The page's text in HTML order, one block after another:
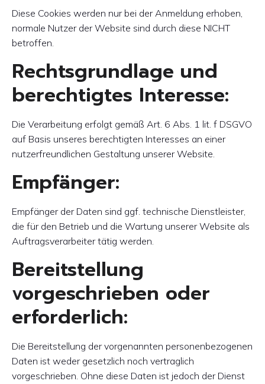
Diese Cookies werden nur bei der Anmeldung erhoben,
normale Nutzer der Website sind durch diese NICHT
betroffen.
Rechtsgrundlage und
berechtigtes Interesse:
Die Verarbeitung erfolgt gemäß Art. 6 Abs. 1 lit. f DSGVO
auf Basis unseres berechtigten Interesses an einer
nutzerfreundlichen Gestaltung unserer Website.
Empfänger:
Empfänger der Daten sind ggf. technische Dienstleister,
die für den Betrieb und die Wartung unserer Website als
Auftragsverarbeiter tätig werden.
Bereitstellung
vorgeschrieben oder
erforderlich:
Die Bereitstellung der vorgenannten personenbezogenen
Daten ist weder gesetzlich noch vertraglich
vorgeschrieben. Ohne diese Daten ist jedoch der Dienst